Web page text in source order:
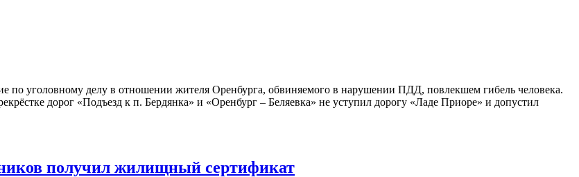
по уголовному делу в отношении жителя Оренбурга, обвиняемого в нарушении ПДД, повлекшем гибель человека.
дорог «Подъезд к п. Бердянка» и «Оренбург – Беляевка» не уступил дорогу «Ладе Приоре» и допустил
получил жилищный сертификат